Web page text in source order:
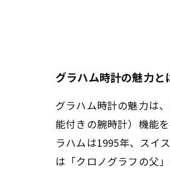
グラハム時計の魅力
グラハム時計の魅力は
能付きの腕時計）機能
ラハムは1995年、スイ
は「クロノグラフの父